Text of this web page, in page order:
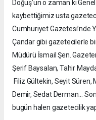
Doğuş’un o zaman ki
kaybettiğimiz usta
Cumhuriyet Gazetesi’nde
Çandar gibi gazetecilerle
Müdürü İsmail Şen.
Şerif Baysalan, Tahir
Filiz Gültekin, Seyit Süren,
Demir, Sedat Derman…
bugün halen gazetecilik